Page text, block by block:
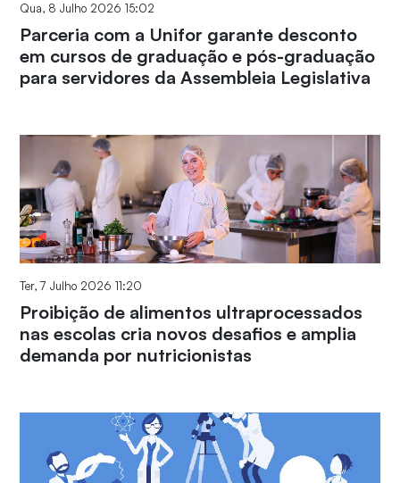
Qua, 8 Julho 2026 15:02
Parceria com a Unifor garante desconto
em cursos de graduação e pós-graduação
para servidores da Assembleia Legislativa
Ter, 7 Julho 2026 11:20
Proibição de alimentos ultraprocessados
nas escolas cria novos desafios e amplia
demanda por nutricionistas